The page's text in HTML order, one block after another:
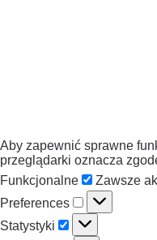
Aby zapewnić sprawne
przeglądarki oznacza
Funkcjonalne
Zawsze
Preferences
Statystyki